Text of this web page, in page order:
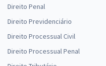
Direito Penal
Direito Previdenciário
Direito Processual Civil
Direito Processual Penal